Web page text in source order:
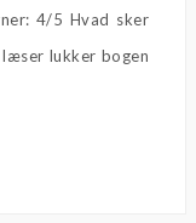
4/5 Hvad sker
lukker bogen